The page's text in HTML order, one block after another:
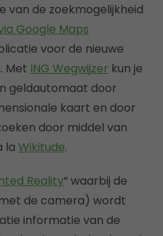
van de zoekmogelijkheid
Google Maps
voor de nieuwe
Met ING Wegwijzer kun je
geldautomaat door
kaart en door
door middel van
la Wikitude.
Reality” waarbij de
de camera) wordt
informatie van de